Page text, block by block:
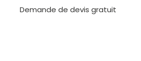
Demande de devis gratuit